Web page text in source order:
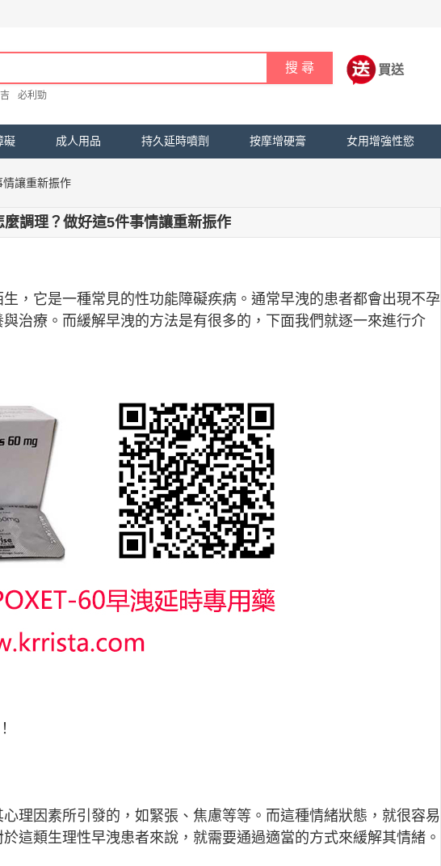
必利勁
買送
礙 成人用品 持久延時噴劑 按摩增硬膏 女用增強性慾
讓重新振作
麼調理？做好這5件事情讓重新振作
，它是一種常見的性功能障礙疾病。通常早洩的患者都會出現不孕
治療。而緩解早洩的方法是有很多的，下面我們就逐一來進行介
理因素所引發的，如緊張、焦慮等等。而這種情緒狀態，就很容易
這類生理性早洩患者來說，就需要通過適當的方式來緩解其情緒。